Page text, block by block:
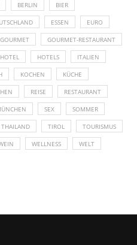
BERLIN BIER
ESSEN EURO
GOURMET GOURMET-RESTAURANT
HOTEL HOTELS ITALIEN
KOCHEN KÜCHE
REISE RESTAURANT
SEX SOMMER
THAILAND TIROL TOURISMUS
WELLNESS WELT